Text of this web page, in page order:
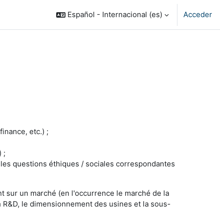
Español - Internacional ‎(es)‎ Acceder
etc.) ;
;
questions éthiques / sociales correspondantes
sur un marché (en l'occurrence le marché de la
le dimensionnement des usines et la sous-